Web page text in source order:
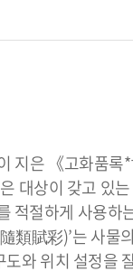
은 《고화품
대상이 갖고 있
절하게 사용하
類賦彩)’는 사
와 위치 설정을